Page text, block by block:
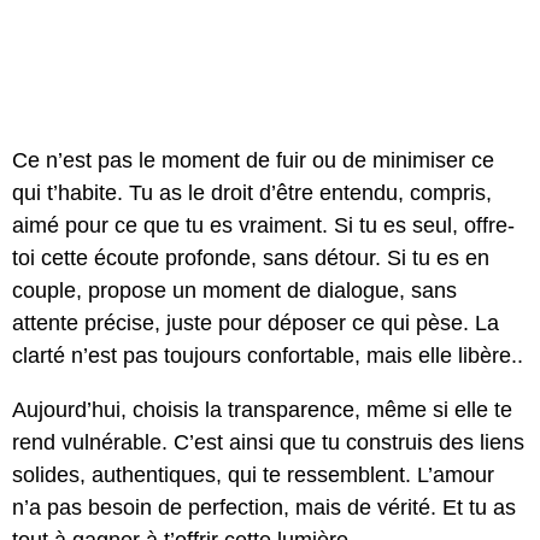
Ce n’est pas le moment de fuir ou de minimiser ce
qui t’habite. Tu as le droit d’être entendu, compris,
aimé pour ce que tu es vraiment. Si tu es seul, offre-
toi cette écoute profonde, sans détour. Si tu es en
couple, propose un moment de dialogue, sans
attente précise, juste pour déposer ce qui pèse. La
clarté n’est pas toujours confortable, mais elle libère..
Aujourd’hui, choisis la transparence, même si elle te
rend vulnérable. C’est ainsi que tu construis des liens
solides, authentiques, qui te ressemblent. L’amour
n’a pas besoin de perfection, mais de vérité. Et tu as